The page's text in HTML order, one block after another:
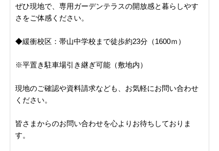
ぜひ現地で、専用ガーデンテラスの開放感と暮らしやす
さをご体感ください。
◆緩衝校区：帯山中学校まで徒歩約23分（1600ｍ）
※平置き駐車場引き継ぎ可能（敷地内）
現地のご確認や資料請求なども、お気軽にお問い合わせ
ください。
皆さまからのお問い合わせを心よりお待ちしておりま
す。